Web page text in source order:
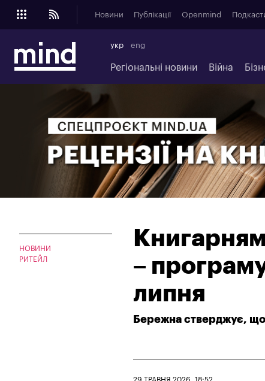
Новини Публікації Openmind
укр eng
Регіональні новини Війна
НОВИНИ
РИТЕЙЛ
–
липня
Бережна стверджує, що